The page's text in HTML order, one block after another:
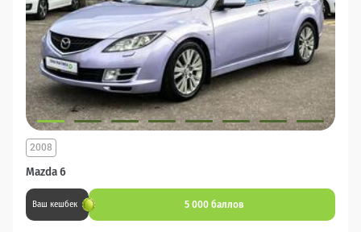
Mazda 6
2008
Ваш кешбек 5 000 баллов